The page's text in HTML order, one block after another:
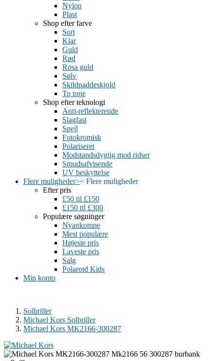
Nylon
Plast
Shop efter farve
Sort
Klar
Guld
Rød
Rosa guld
Sølv
Skildpaddeskjold
To tone
Shop efter teknologi
Anti-reflekterende
Slagfast
Spejl
Fotokromisk
Polariseret
Modstandsdygtig mod ridser
Smudsafvisende
UV beskyttelse
Flere muligheder>< Flere muligheder
Efter pris
£50 til £150
£150 til £300
Populære søgninger
Nyankomne
Mest populære
Højeste pris
Laveste pris
Salg
Polaroid Kids
Min konto
Solbriller
Michael Kors Solbriller
Michael Kors MK2166-300287